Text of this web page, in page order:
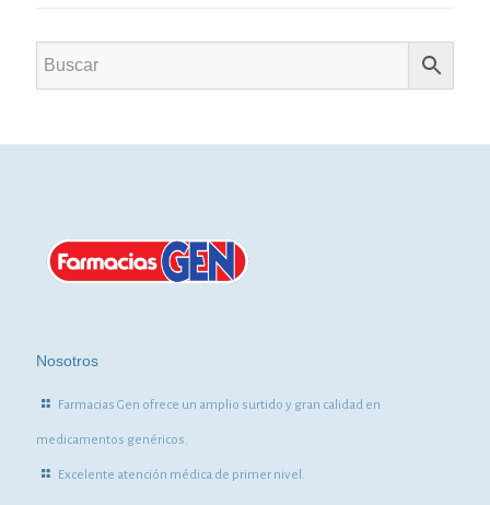
Nosotros
Farmacias Gen ofrece un amplio surtido y gran calidad en
medicamentos genéricos.
Excelente atención médica de primer nivel.